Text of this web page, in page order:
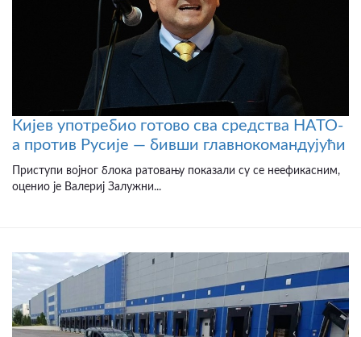
Кијев употребио готово сва средства НАТО-
а против Русије — бивши главнокомандујући
Приступи војног блока ратовању показали су се неефикасним,
оценио је Валериј Залужни...